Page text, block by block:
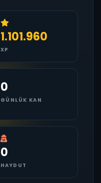
1.101.960
XP
0
GÜNLÜK KAN
0
HAYDUT